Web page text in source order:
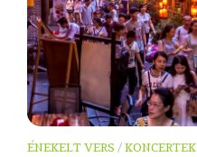
ÉNEKELT VERS /KONCERTEK